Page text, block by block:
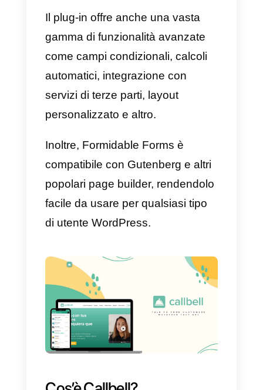
Formidable Formsè un plug-in di
moduli perWordPressche
consente agli utenti di creare
moduli personalizzati per il
gli utenti possono creare moduli
contatto, sondaggi, moduli di
registrazione e altro ancora,
utilizzando un’interfaccia drag
Il plug-in offre anche una vasta
gamma di funzionalità avanzate
come campi condizionali, calcoli
automatici, integrazione con
servizi di terze parti, layout